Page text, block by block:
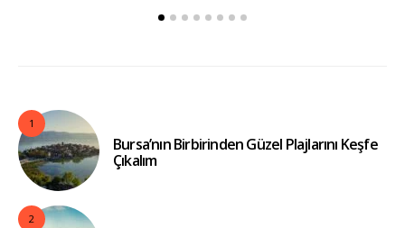
1
Bursa’nın Birbirinden Güzel Plajlarını Keşfe
Çıkalım
2